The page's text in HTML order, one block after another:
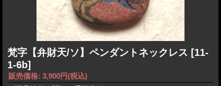
梵字【弁財天/ソ】ペンダントネックレス [11-
1-6b]
販売価格: 3,900円(税込)